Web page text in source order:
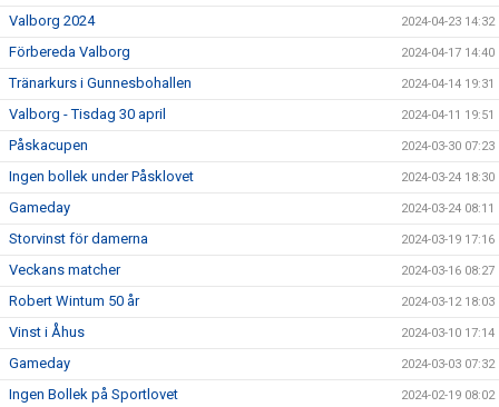
Valborg 2024 2024-04-23 14:32
Förbereda Valborg 2024-04-17 14:40
Tränarkurs i Gunnesbohallen 2024-04-14 19:31
Valborg - Tisdag 30 april 2024-04-11 19:51
Påskacupen 2024-03-30 07:23
Ingen bollek under Påsklovet 2024-03-24 18:30
Gameday 2024-03-24 08:11
Storvinst för damerna 2024-03-19 17:16
Veckans matcher 2024-03-16 08:27
Robert Wintum 50 år 2024-03-12 18:03
Vinst i Åhus 2024-03-10 17:14
Gameday 2024-03-03 07:32
Ingen Bollek på Sportlovet 2024-02-19 08:02